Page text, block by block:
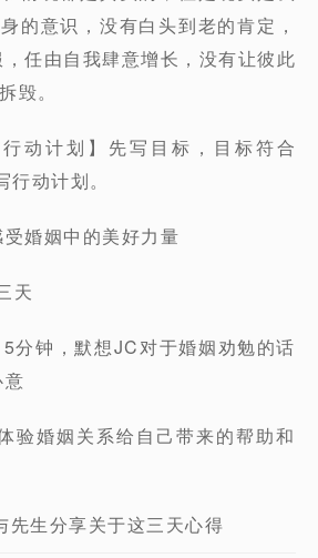
的意识，没有白头到老的肯定，
任由自我肆意增长，没有让彼此
毁。
行动计划】先写目标，目标符合
动计划。
婚姻中的美好力量
天
分钟，默想JC对于婚姻劝勉的话
验婚姻关系给自己带来的帮助和
先生分享关于这三天心得